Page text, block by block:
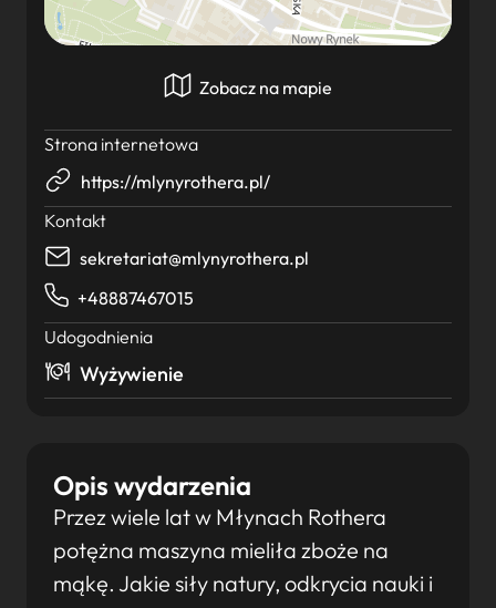
Opis wydarzenia
Przez wiele lat w Młynach Rothera
potężna maszyna mieliła zboże na
mąkę. Jakie siły natury, odkrycia nauki i
Zobacz na mapie
Strona internetowa
https://mlynyrothera.pl/
Kontakt
sekretariat@mlynyrothera.pl
+48887467015
Udogodnienia
Wyżywienie